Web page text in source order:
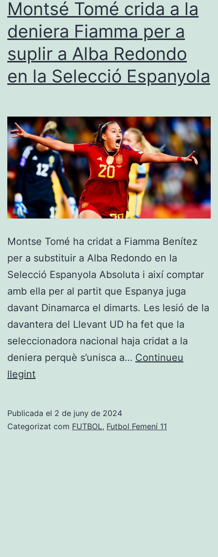
i
guanyar
amb
un
jugador
al
Castalla
Montsé Tomé crida a la
deniera Fiamma per a
suplir a Alba Redondo
en la Selecció Espanyola
Montse Tomé ha cridat a Fiamma Benítez
per a substituir a Alba Redondo en la
Selecció Espanyola Absoluta i així comptar
amb ella per al partit que Espanya juga
davant Dinamarca el dimarts. Les lesió de la
davantera del Llevant UD ha fet que la
seleccionadora nacional haja cridat a la
deniera perquè s’unisca a… Continueu
llegintMontsé
a
Publicada el 2 de juny de 2024
Categorizat com FUTBOL, Futbol Femení 11